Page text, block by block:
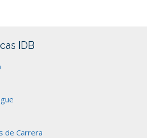
IDB
de Carrera